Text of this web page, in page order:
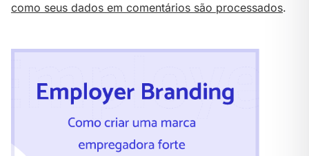
como seus dados em comentários são processados.